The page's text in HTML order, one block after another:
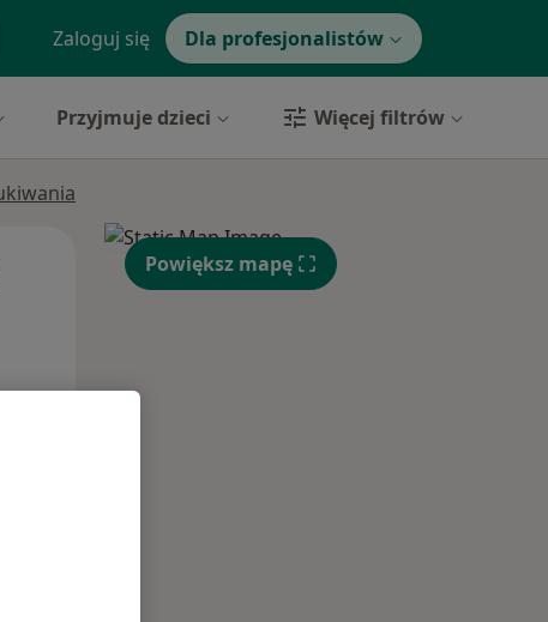
Zaloguj się Dla profesjonalistów
Przyjmuje dzieci Więcej filtrów
Śr, Czw,
Powiększ mapę